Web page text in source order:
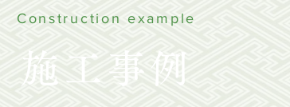
Construction example
施工事例